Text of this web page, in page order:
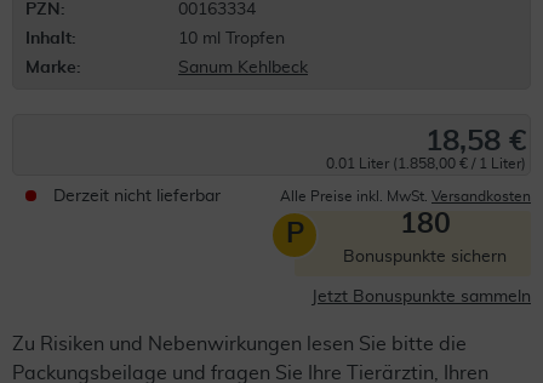
PZN:
00163334
Inhalt:
10 ml Tropfen
Marke:
Sanum Kehlbeck
18,58 €
0.01 Liter (1.858,00 € / 1 Liter)
Derzeit nicht lieferbar Alle Preise inkl. MwSt. Versandkosten
P 180
Bonuspunkte sichern
Jetzt Bonuspunkte sammeln
Zu Risiken und Nebenwirkungen lesen Sie bitte die
Packungsbeilage und fragen Sie Ihre Tierärztin, Ihren